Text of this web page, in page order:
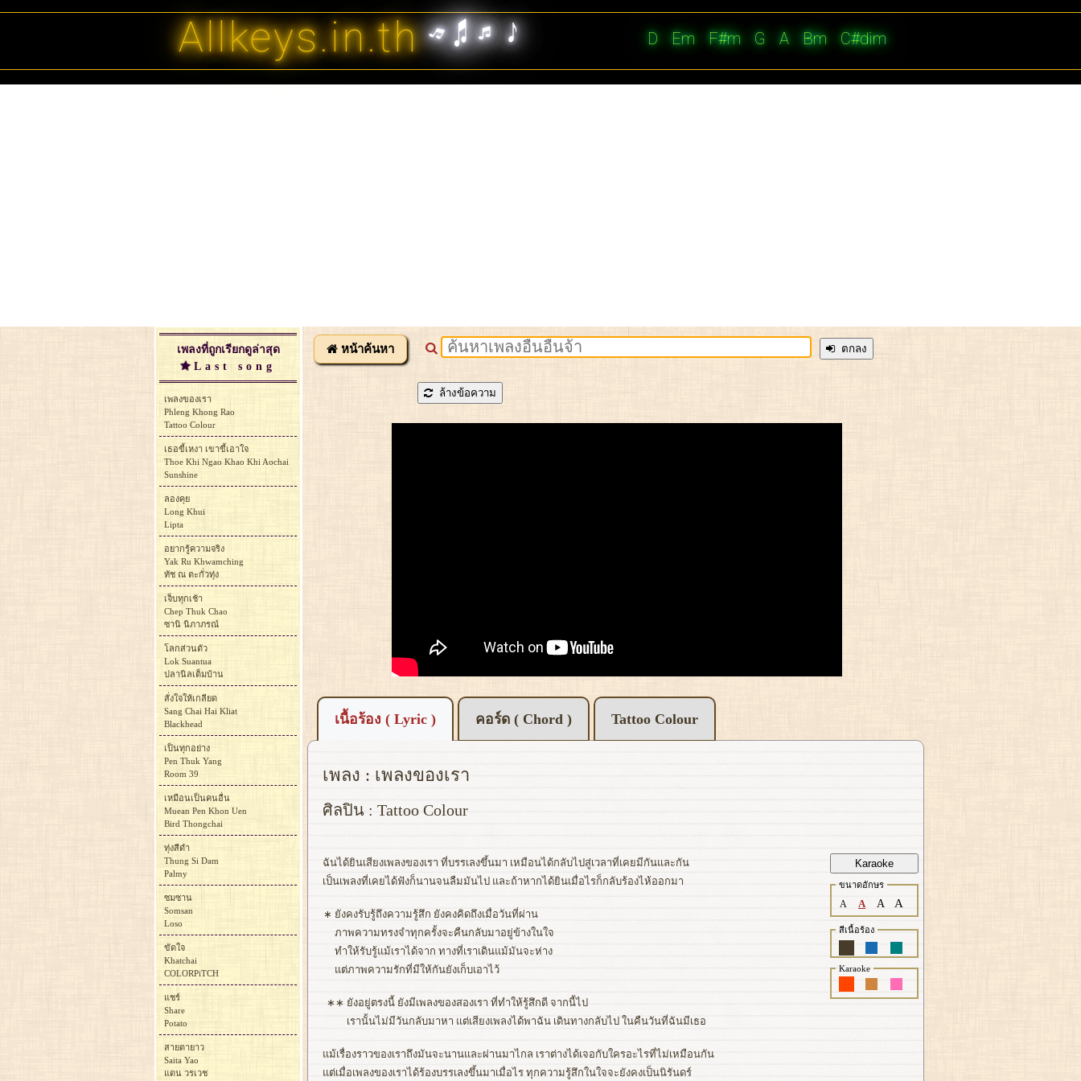
Allkeys.in.th D Em F#m G A Bm C#dim
หน้าค้นหา ตกลง
ล้างข้อความ
เนื้อร้อง ( Lyric ) คอร์ด ( Chord ) Tattoo Colour
เพลง : เพลงของเรา
ศิลปิน : Tattoo Colour
Karaoke
ขนาดอักษร
A A A A
สีเนื้อร้อง
Karaoke
ฉันได้ยินเสียงเพลงของเรา ที่บรรเลงขึ้นมา เหมือนได้กลับไปสู่เวลาที่เคยมีกันและกัน
เป็นเพลงที่เคยได้ฟังก็นานจนลืมมันไป และถ้าหากได้ยินเมื่อไรก็กลับร้องไห้ออกมา
∗ ยังคงรับรู้ถึงความรู้สึก ยังคงคิดถึงเมื่อวันที่ผ่าน
ภาพความทรงจำทุกครั้งจะคืนกลับมาอยู่ข้างในใจ
ทำให้รับรู้แม้เราได้จาก ทางที่เราเดินแม้มันจะห่าง
แต่ภาพความรักที่มีให้กันยังเก็บเอาไว้
∗∗ ยังอยู่ตรงนี้ ยังมีเพลงของสองเรา ที่ทำให้รู้สึกดี จากนี้ไป
เรานั้นไม่มีวันกลับมาหา แต่เสียงเพลงได้พาฉัน เดินทางกลับไป ในคืนวันที่ฉันมีเธอ
แม้เรื่องราวของเราถึงมันจะนานและผ่านมาไกล เราต่างได้เจอกับใครอะไรที่ไม่เหมือนกัน
แต่เมื่อเพลงของเราได้ร้องบรรเลงขึ้นมาเมื่อไร ทุกความรู้สึกในใจจะยังคงเป็นนิรันดร์
เพลงที่ถูกเรียกดูล่าสุด
Last song
เพลงของเรา
Phleng Khong Rao
Tattoo Colour
เธอขี้เหงา เขาขี้เอาใจ
Thoe Khi Ngao Khao Khi Aochai
Sunshine
ลองคุย
Long Khui
Lipta
อยากรู้ความจริง
Yak Ru Khwamching
ทัช ณ ตะกั่วทุ่ง
เจ็บทุกเช้า
Chep Thuk Chao
ซานิ นิภาภรณ์
โลกส่วนตัว
Lok Suantua
ปลานิลเต็มบ้าน
สั่งใจให้เกลียด
Sang Chai Hai Kliat
Blackhead
เป็นทุกอย่าง
Pen Thuk Yang
Room 39
เหมือนเป็นคนอื่น
Muean Pen Khon Uen
Bird Thongchai
ทุ่งสีดำ
Thung Si Dam
Palmy
ซมซาน
Somsan
Loso
ขัดใจ
Khatchai
COLORPiTCH
แชร์
Share
Potato
สายตายาว
Saita Yao
แดน วรเวช